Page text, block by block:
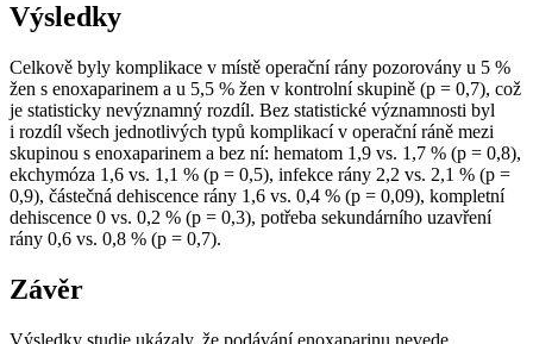
Výsledky
Celkově byly komplikace v místě operační rány pozorovány u 5 %
žen s enoxaparinem a u 5,5 % žen v kontrolní skupině (p = 0,7), což
je statisticky nevýznamný rozdíl. Bez statistické významnosti byl
i rozdíl všech jednotlivých typů komplikací v operační ráně mezi
skupinou s enoxaparinem a bez ní: hematom 1,9 vs. 1,7 % (p = 0,8),
ekchymóza 1,6 vs. 1,1 % (p = 0,5), infekce rány 2,2 vs. 2,1 % (p =
0,9), částečná dehiscence rány 1,6 vs. 0,4 % (p = 0,09), kompletní
dehiscence 0 vs. 0,2 % (p = 0,3), potřeba sekundárního uzavření
rány 0,6 vs. 0,8 % (p = 0,7).
Závěr
Výsledky studie ukázaly, že podávání enoxaparinu nevede